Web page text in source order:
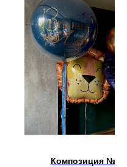
Композиция №